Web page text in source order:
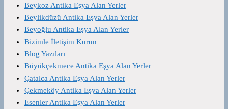
Beykoz Antika Eşya Alan Yerler
Beylikdüzü Antika Eşya Alan Yerler
Beyoğlu Antika Eşya Alan Yerler
Bizimle İletişim Kurun
Blog Yazıları
Büyükçekmece Antika Eşya Alan Yerler
Çatalca Antika Eşya Alan Yerler
Çekmeköy Antika Eşya Alan Yerler
Esenler Antika Eşya Alan Yerler